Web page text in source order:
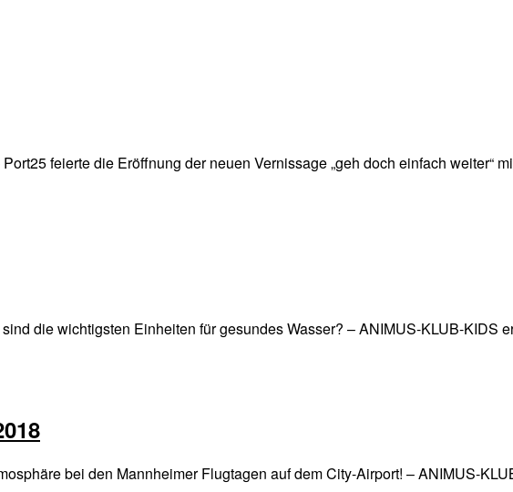
feierte die Eröffnung der neuen Vernissage „geh doch einfach weiter“
die wichtigsten Einheiten für gesundes Wasser? – ANIMUS-KLUB-KIDS
bei den Mannheimer Flugtagen auf dem City-Airport! – ANIMUS-